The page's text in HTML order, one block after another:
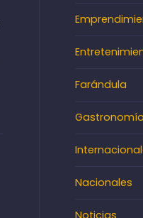
Farándula
Gastronomía
Nacionales
Noticias